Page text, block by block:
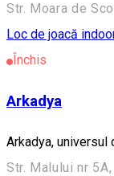
Str. Moara de
Loc de joacă
Închis
Arkadya
Arkadya,
Str. Malului nr